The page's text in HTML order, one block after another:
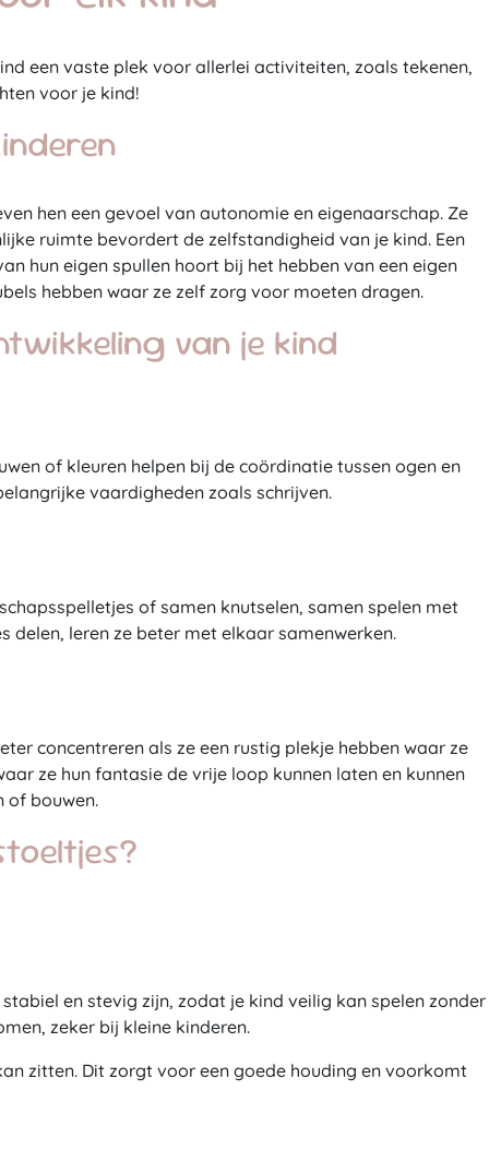
een vaste plek voor allerlei activiteiten, zoals tekenen,
voor je kind!
hen een gevoel van autonomie en eigenaarschap. Ze
ruimte bevordert de zelfstandigheid van je kind. Een
hun eigen spullen hoort bij het hebben van een eigen
hebben waar ze zelf zorg voor moeten dragen.
van je kind
of kleuren helpen bij de coördinatie tussen ogen en
vaardigheden zoals schrijven.
of samen knutselen, samen spelen met
delen, leren ze beter met elkaar samenwerken.
concentreren als ze een rustig plekje hebben waar ze
ze hun fantasie de vrije loop kunnen laten en kunnen
of bouwen.
en stevig zijn, zodat je kind veilig kan spelen zonder
zeker bij kleine kinderen.
zitten. Dit zorgt voor een goede houding en voorkomt